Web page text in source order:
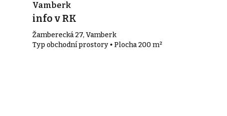
Vamberk
info v RK
Žamberecká 27, Vamberk
Typ obchodní prostory • Plocha 200 m²